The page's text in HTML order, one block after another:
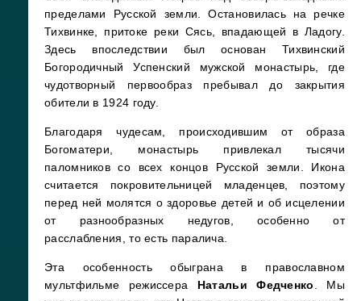
пределами Русской земли. Остановилась на речке
Тихвинке, притоке реки Сясь, впадающей в Ладогу.
Здесь впоследствии был основан Тихвинский
Богородичный Успенский мужской монастырь, где
чудотворный первообраз пребывал до закрытия
обители в 1924 году.
Благодаря чудесам, происходившим от образа
Богоматери, монастырь привлекал тысячи
паломников со всех концов Русской земли. Икона
считается покровительницей младенцев, поэтому
перед ней молятся о здоровье детей и об исцелении
от разнообразных недугов, особенно от
расслабления, то есть паралича.
Эта особенность обыграна в православном
мультфильме режиссера Натальи Федченко
. Мы